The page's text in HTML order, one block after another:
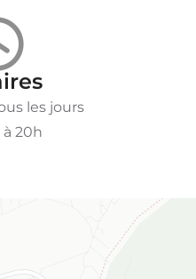
les jours
à 20h